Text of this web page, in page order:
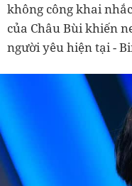
không công khai
của Châu Bùi khiến
người yêu hiện tại -